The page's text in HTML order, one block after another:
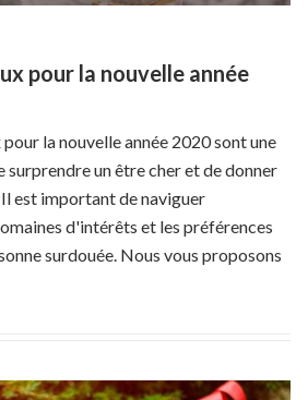
pour la nouvelle année
la nouvelle année 2020 sont une
surprendre un être cher et de donner
est important de naviguer
d'intérêts et les préférences
surdouée. Nous vous proposons